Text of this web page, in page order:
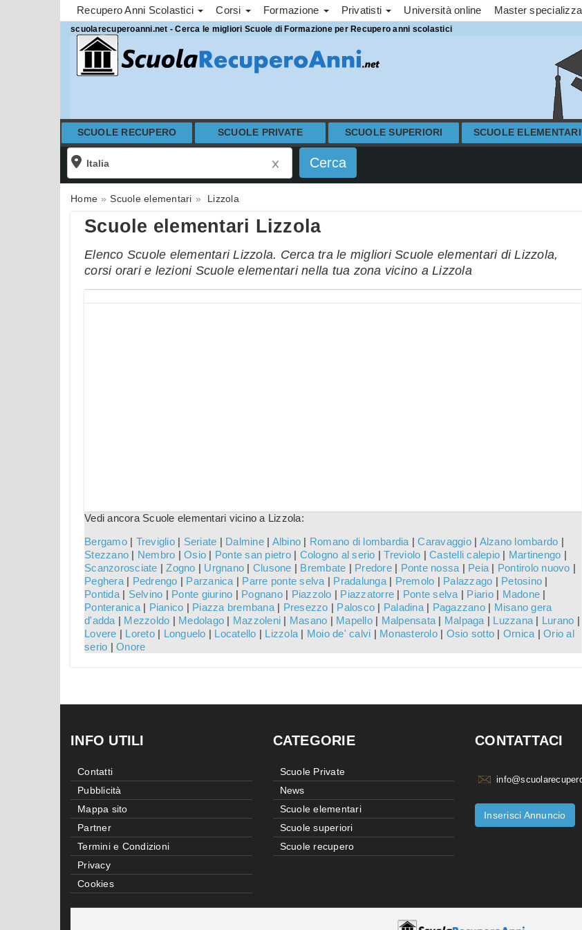
Recupero Anni Scolastici Corsi Formazione Privatisti Università online Master
scuolarecuperoanni.net - Cerca le migliori Scuole di Formazione per Recupero anni scolastici
SCUOLE RECUPERO SCUOLE PRIVATE SCUOLE SUPERIORI SCUOLE ELEMENTARI
Home Scuole elementari Lizzola
Scuole elementari Lizzola
Elenco Scuole elementari Lizzola. Cerca tra le migliori Scuole elementari di Lizzola,
corsi orari e lezioni Scuole elementari nella tua zona vicino a Lizzola
Vedi ancora Scuole elementari vicino a Lizzola:
Bergamo| Treviglio| Seriate | Dalmine| Albino | Romano di lombardia |Caravaggio| Alzano lombardo |
Stezzano | Nembro | Osio | Ponte san pietro| Cologno al serio |Treviolo | Castelli calepio | Martinengo |
Scanzorosciate |Zogno | Urgnano | Clusone | Brembate | Predore| Ponte nossa | Peia | Pontirolo nuovo |
Peghera| Pedrengo | Parzanica | Parre ponte selva | Pradalunga| Premolo | Palazzago | Petosino |
Pontida| Selvino | Ponte giurino | Pognano| Piazzolo | Piazzatorre | Ponte selva | Piario| Madone |
Ponteranica| Pianico | Piazza brembana| Presezzo | Palosco | Paladina| Pagazzano| Misano gera
d'adda | Mezzoldo | Medolago | Mazzoleni | Masano | Mapello| Malpensata | Malpaga | Luzzana | Lurano |
Lovere | Loreto| Longuelo | Locatello | Lizzola | Moio de' calvi | Monasterolo| Osio sotto | Ornica | Orio al
serio | Onore
INFO UTILI
Contatti
Pubblicità
Mappa sito
Partner
Termini e Condizioni
Privacy
Cookies
CATEGORIE
Scuole Private
News
Scuole elementari
Scuole superiori
Scuole recupero
CONTATTACI
Inserisci Annuncio